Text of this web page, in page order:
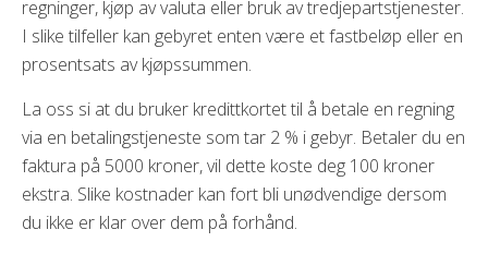
regninger, kjøp av valuta eller bruk av tredjepartstjenester.
I slike tilfeller kan gebyret enten være et fastbeløp eller en
prosentsats av kjøpssummen.
La oss si at du bruker kredittkortet til å betale en regning
via en betalingstjeneste som tar 2 % i gebyr. Betaler du en
faktura på 5000 kroner, vil dette koste deg 100 kroner
ekstra. Slike kostnader kan fort bli unødvendige dersom
du ikke er klar over dem på forhånd.